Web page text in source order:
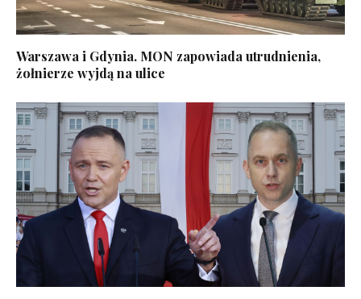
Warszawa i Gdynia. MON zapowiada utrudnienia,
żołnierze wyjdą na ulice